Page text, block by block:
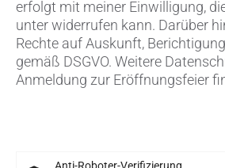
erfolgt mit meiner Einwilligung,
unterwiderrufen kann. Darüber
Rechte auf Auskunft,
gemäß DSGVO. Weitere
Anmeldung zur Eröffnungsfeier